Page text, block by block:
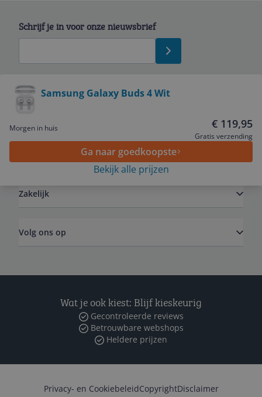
Samsung Galaxy Buds 4 Wit
Morgen in huis € 119,95
Gratis verzending
Ga naar goedkoopste
Bekijk alle prijzen
Schrijf je in voor onze nieuwsbrief
Zakelijk
Volg ons op
Wat je ook kiest: Blijf kieskeurig
Gecontroleerde reviews
Betrouwbare webshops
Heldere prijzen
Privacy- en CookiebeleidCopyrightDisclaimer